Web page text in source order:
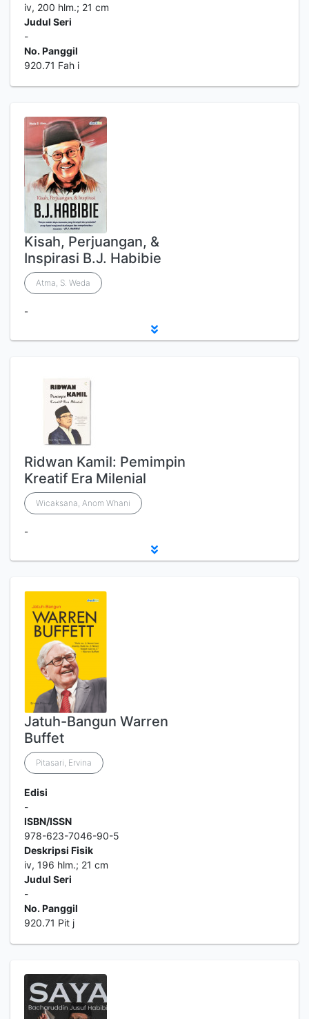
iv, 200 hlm.; 21 cm
Judul Seri
-
No. Panggil
920.71 Fah i
Kisah, Perjuangan, &
Inspirasi B.J. Habibie
Atma, S. Weda
-
Ridwan Kamil: Pemimpin
Kreatif Era Milenial
Wicaksana, Anom Whani
-
Jatuh-Bangun Warren
Buffet
Pitasari, Ervina
Edisi
-
ISBN/ISSN
978-623-7046-90-5
Deskripsi Fisik
iv, 196 hlm.; 21 cm
Judul Seri
-
No. Panggil
920.71 Pit j